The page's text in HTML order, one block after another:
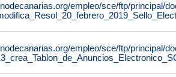
empleo/sce/ftp/principal/
empleo/sce/ftp/principal/